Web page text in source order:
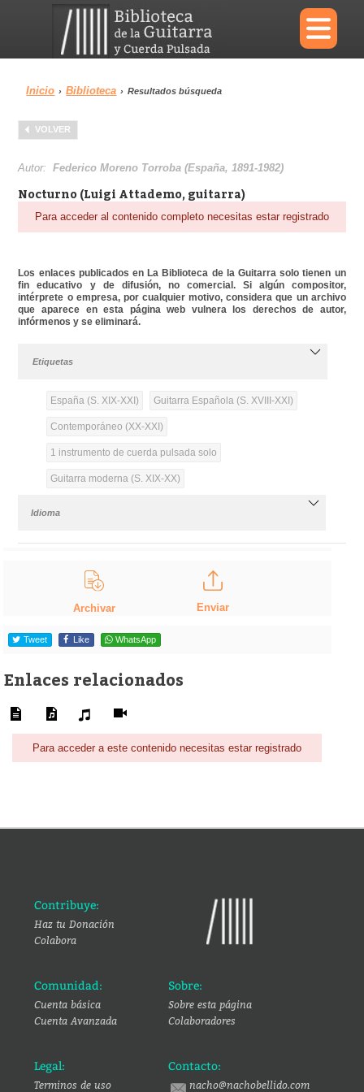
×
Menu
Biblioteca Diccionario
Inicio › Biblioteca › Resultados búsqueda
VOLVER
Autor:Federico Moreno Torroba (España, 1891-1982)
Nocturno (Luigi Attademo, guitarra)
Para acceder al contenido completo necesitas estar registrado
Los enlaces publicados en La Biblioteca de la Guitarra solo tienen un
fin educativo y de difusión, no comercial. Si algún compositor,
intérprete o empresa, por cualquier motivo, considera que un archivo
que aparece en esta página web vulnera los derechos de autor,
infórmenos y se eliminará.
Etiquetas
España (S. XIX-XXI) Guitarra Española (S. XVIII-XXI)
Contemporáneo (XX-XXI)
1 instrumento de cuerda pulsada solo
Guitarra moderna (S. XIX-XX)
Idioma
Archivar Enviar
Tweet Like WhatsApp
Enlaces relacionados
Para acceder a este contenido necesitas estar registrado
Contribuye:
Haz tu Donación
Colabora
Comunidad:
Cuenta básica
Cuenta Avanzada
Sobre:
Sobre esta página
Colaboradores
Legal:
Terminos de uso
Contacto:
nacho@nachobellido.com